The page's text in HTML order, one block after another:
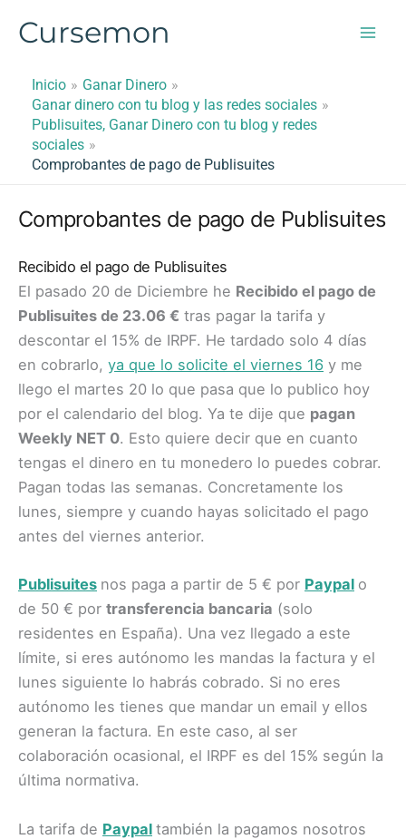
Cursemon
Inicio
Ganar Dinero
Ganar dinero con tu blog y las redes sociales
Publisuites, Ganar Dinero con tu blog y redes
sociales
Comprobantes de pago de Publisuites
Comprobantes de pago de Publisuites
Recibido el pago de Publisuites
El pasado 20 de Diciembre he Recibido el pago de
Publisuites de 23.06 € tras pagar la tarifa y
descontar el 15% de IRPF. He tardado solo 4 días
en cobrarlo, ya que lo solicite el viernes 16 y me
llego el martes 20 lo que pasa que lo publico hoy
por el calendario del blog. Ya te dije que pagan
Weekly NET 0. Esto quiere decir que en cuanto
tengas el dinero en tu monedero lo puedes cobrar.
Pagan todas las semanas. Concretamente los
lunes, siempre y cuando hayas solicitado el pago
antes del viernes anterior.
Publisuites nos paga a partir de 5 € por Paypal o
de 50 € por transferencia bancaria (solo
residentes en España). Una vez llegado a este
límite, si eres autónomo les mandas la factura y el
lunes siguiente lo habrás cobrado. Si no eres
autónomo les tienes que mandar un email y ellos
generan la factura. En este caso, al ser
colaboración ocasional, el IRPF es del 15% según la
última normativa.
La tarifa de Paypal también la pagamos nosotros